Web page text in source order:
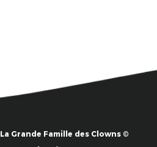
La Grande Famille des Clowns ©